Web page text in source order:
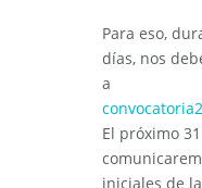
Para eso,
días, nos
a
El próximo
iniciales de